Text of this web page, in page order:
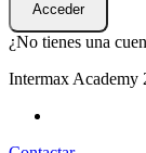
Acceder
¿No tienes una
Intermax Academy